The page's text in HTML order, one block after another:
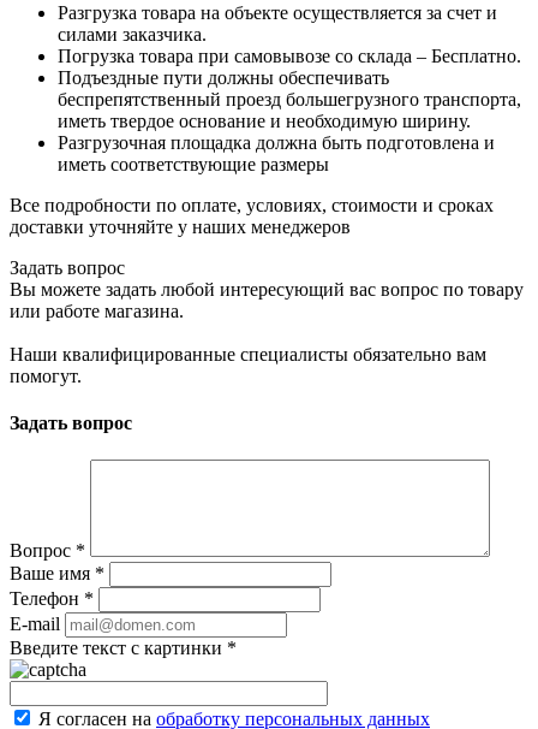
Разгрузка товара на объекте осуществляется за счет и
силами заказчика.
Погрузка товара при самовывозе со склада – Бесплатно.
Подъездные пути должны обеспечивать
беспрепятственный проезд большегрузного транспорта,
иметь твердое основание и необходимую ширину.
Разгрузочная площадка должна быть подготовлена и
иметь соответствующие размеры
Все подробности по оплате, условиях, стоимости и сроках
доставки уточняйте у наших менеджеров
Задать вопрос
Вы можете задать любой интересующий вас вопрос по товару
или работе магазина.
Наши квалифицированные специалисты обязательно вам
помогут.
Задать вопрос
Вопрос *
Ваше имя *
Телефон *
E-mail
Введите текст с картинки *
Я согласен на обработку персональных данных